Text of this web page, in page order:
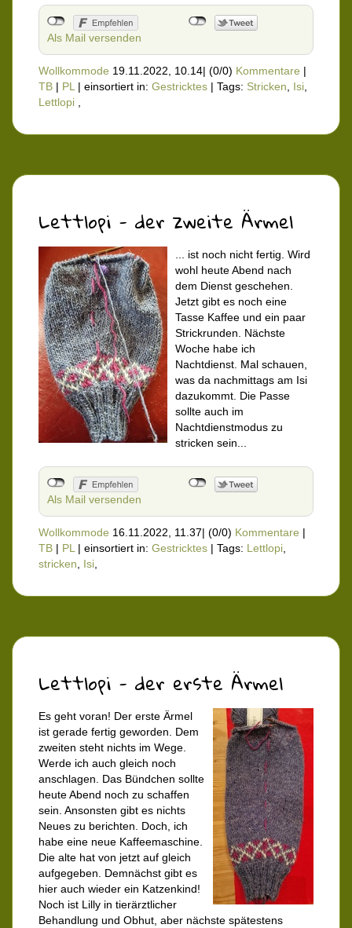
Als Mail versenden
Wollkommode 19.11.2022, 10.14| (0/0) Kommentare |
TB | PL| einsortiert in: Gestricktes | Tags: Stricken, Isi,
Lettlopi ,
Lettlopi - der zweite Ärmel
... ist noch nicht fertig. Wird
wohl heute Abend nach
dem Dienst geschehen.
Jetzt gibt es noch eine
Tasse Kaffee und ein paar
Strickrunden. Nächste
Woche habe ich
Nachtdienst. Mal schauen,
was da nachmittags am Isi
dazukommt. Die Passe
sollte auch im
Nachtdienstmodus zu
stricken sein...
Als Mail versenden
Wollkommode 16.11.2022, 11.37| (0/0) Kommentare |
TB | PL| einsortiert in: Gestricktes | Tags: Lettlopi,
stricken, Isi,
Lettlopi - der erste Ärmel
Es geht voran! Der erste Ärmel
ist gerade fertig geworden. Dem
zweiten steht nichts im Wege.
Werde ich auch gleich noch
anschlagen. Das Bündchen sollte
heute Abend noch zu schaffen
sein. Ansonsten gibt es nichts
Neues zu berichten. Doch, ich
habe eine neue Kaffeemaschine.
Die alte hat von jetzt auf gleich
aufgegeben. Demnächst gibt es
hier auch wieder ein Katzenkind!
Noch ist Lilly in tierärztlicher
Behandlung und Obhut, aber nächste spätestens